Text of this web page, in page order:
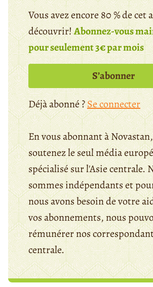
Vous avez encore 80 % de cet
découvrir!Abonnez-vous
pour seulement 3€ par mois
S’abonner
Déjà abonné ?Se connecter
En vous abonnant à
soutenez le seul média
spécialisé sur l'Asie centrale.
sommes indépendants et
nous avons besoin de votre
vos abonnements, nous
rémunérer nos
centrale.